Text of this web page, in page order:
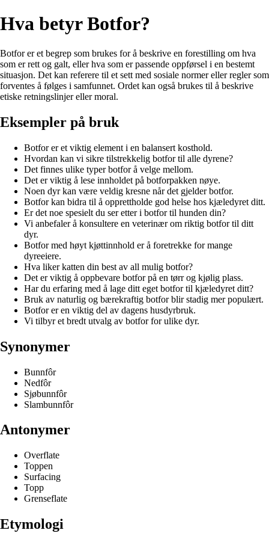
Hva betyr Botfor?
Botfor er et begrep som brukes for å beskrive en forestilling om hva
som er rett og galt, eller hva som er passende oppførsel i en bestemt
situasjon. Det kan referere til et sett med sosiale normer eller regler som
forventes å følges i samfunnet. Ordet kan også brukes til å beskrive
etiske retningslinjer eller moral.
Eksempler på bruk
Botfor er et viktig element i en balansert kosthold.
Hvordan kan vi sikre tilstrekkelig botfor til alle dyrene?
Det finnes ulike typer botfor å velge mellom.
Det er viktig å lese innholdet på botforpakken nøye.
Noen dyr kan være veldig kresne når det gjelder botfor.
Botfor kan bidra til å opprettholde god helse hos kjæledyret ditt.
Er det noe spesielt du ser etter i botfor til hunden din?
Vi anbefaler å konsultere en veterinær om riktig botfor til ditt
dyr.
Botfor med høyt kjøttinnhold er å foretrekke for mange
dyreeiere.
Hva liker katten din best av all mulig botfor?
Det er viktig å oppbevare botfor på en tørr og kjølig plass.
Har du erfaring med å lage ditt eget botfor til kjæledyret ditt?
Bruk av naturlig og bærekraftig botfor blir stadig mer populært.
Botfor er en viktig del av dagens husdyrbruk.
Vi tilbyr et bredt utvalg av botfor for ulike dyr.
Synonymer
Bunnfôr
Nedfôr
Sjøbunnfôr
Slambunnfôr
Antonymer
Overflate
Toppen
Surfacing
Topp
Grenseflate
Etymologi